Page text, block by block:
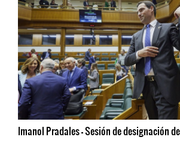
Imanol Pradales - Sesión de designación